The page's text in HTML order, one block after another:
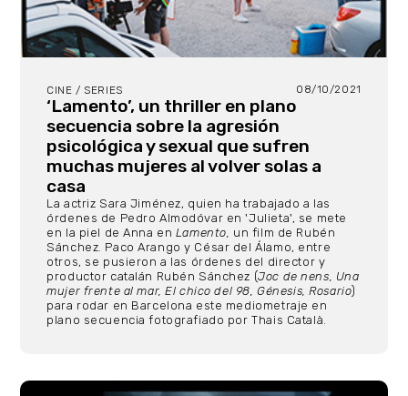
CINE / SERIES 08/10/2021
‘Lamento’, un thriller en plano
secuencia sobre la agresión
psicológica y sexual que sufren
muchas mujeres al volver solas a
casa
La actriz Sara Jiménez, quien ha trabajado a las
órdenes de Pedro Almodóvar en 'Julieta', se mete
en la piel de Anna en Lamento, un film de Rubén
Sánchez. Paco Arango y César del Álamo, entre
otros, se pusieron a las órdenes del director y
productor catalán Rubén Sánchez (Joc de nens, Una
mujer frente al mar, El chico del 98, Génesis, Rosario)
para rodar en Barcelona este mediometraje en
plano secuencia fotografiado por Thais Català.